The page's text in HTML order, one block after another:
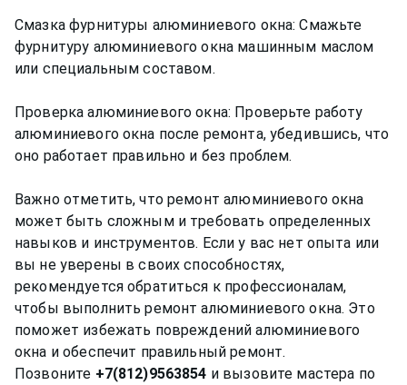
Смазка фурнитуры алюминиевого окна: Смажьте
фурнитуру алюминиевого окна машинным маслом
или специальным составом.
Проверка алюминиевого окна: Проверьте работу
алюминиевого окна после ремонта, убедившись, что
оно работает правильно и без проблем.
Важно отметить, что ремонт алюминиевого окна
может быть сложным и требовать определенных
навыков и инструментов. Если у вас нет опыта или
вы не уверены в своих способностях,
рекомендуется обратиться к профессионалам,
чтобы выполнить ремонт алюминиевого окна. Это
поможет избежать повреждений алюминиевого
окна и обеспечит правильный ремонт.
Позвоните +7(812)9563854 и вызовите мастера по